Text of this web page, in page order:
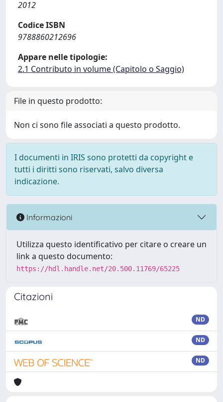
2012
Codice ISBN
9788860212696
Appare nelle tipologie:
2.1 Contributo in volume (Capitolo o Saggio)
File in questo prodotto:
Non ci sono file associati a questo prodotto.
I documenti in IRIS sono protetti da copyright e
tutti i diritti sono riservati, salvo diversa
indicazione.
Informazioni
Utilizza questo identificativo per citare o creare un
link a questo documento:
https://hdl.handle.net/20.500.11769/65225
Citazioni
ND
ND
ND